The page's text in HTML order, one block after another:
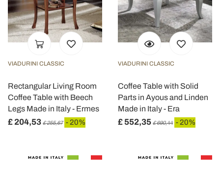
VIADURINI CLASSIC
Rectangular Living Room
Coffee Table with Beech
Legs Made in Italy - Ermes
£ 204,53 £ 255,67 - 20%
VIADURINI CLASSIC
Coffee Table with Solid
Parts in Ayous and Linden
Made in Italy - Era
£ 552,35 £ 690,44 - 20%